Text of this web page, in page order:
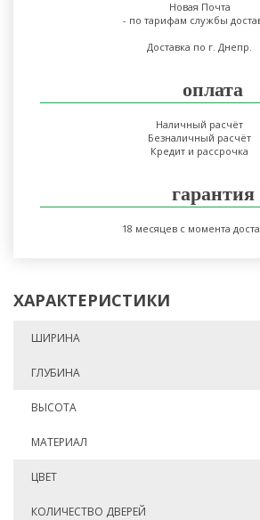
Новая Почта
- по тарифам службы
Доставка по г. Днепр.
оплата
Наличный расчёт
Безналичный расчёт
Кредит и рассрочка
гарантия
18 месяцев с момента
ХАРАКТЕРИСТИКИ
ШИРИНА
ГЛУБИНА
ВЫСОТА
МАТЕРИАЛ
ЦВЕТ
КОЛИЧЕСТВО ДВЕРЕЙ